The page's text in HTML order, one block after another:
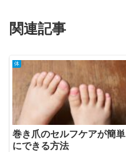
関連記事
体
巻き爪のセルフケアが簡単
にできる方法